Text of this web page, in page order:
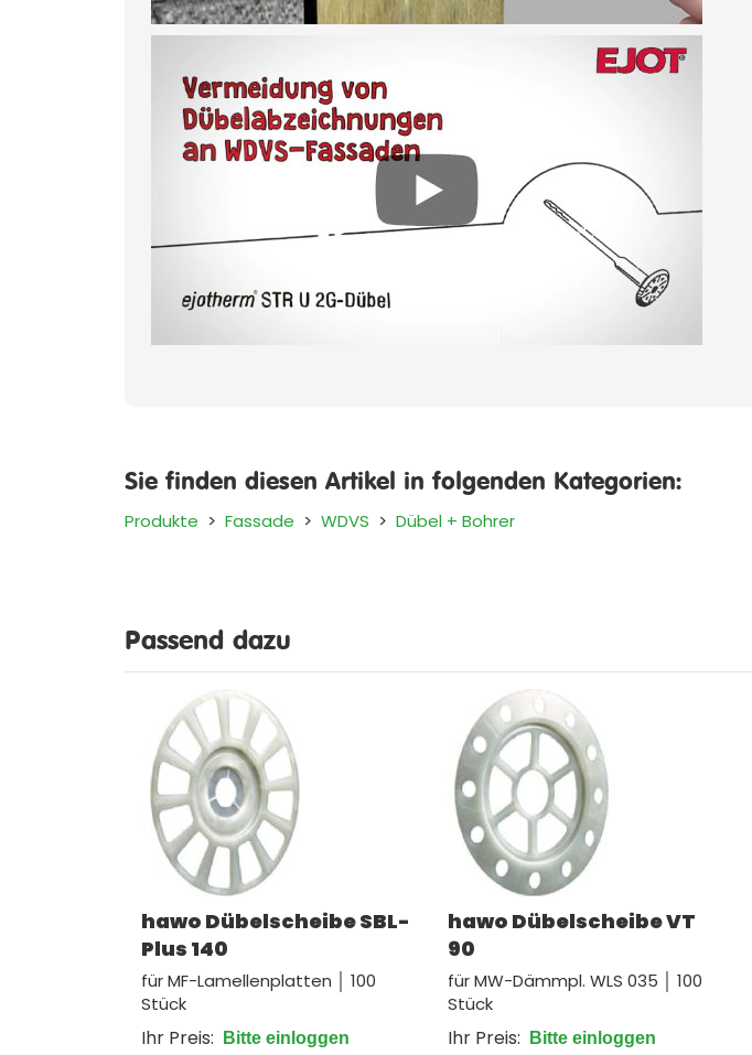
Sie finden diesen Artikel in folgenden Kategorien:
Produkte > Fassade > WDVS > Dübel + Bohrer
Passend dazu
hawo Dübelscheibe SBL-
Plus 140
für MF-Lamellenplatten │ 100
Stück
Ihr Preis: Bitte einloggen
hawo Dübelscheibe VT
90
für MW-Dämmpl. WLS 035 │ 100
Stück
Ihr Preis: Bitte einloggen